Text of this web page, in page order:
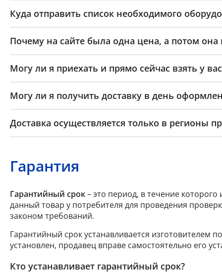
Куда отправить список необходимого
Почему на сайте была одна цена, а потом она
Могу ли я приехать и прямо сейчас взять у
Могу ли я получить доставку в день
Доставка осуществляется только в регионы
Гарантия
Гарантийный срок– это период, в течение которого
данный товар у потребителя для проведения
законом требований.
Гарантийный срок устанавливается изготовителем
установлен, продавец вправе самостоятельно его
Кто устанавливает гарантийный срок?